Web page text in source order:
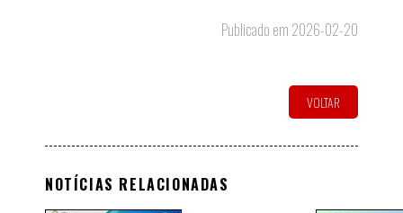
Publicado em 2026-02-20
VOLTAR
NOTÍCIAS RELACIONADAS